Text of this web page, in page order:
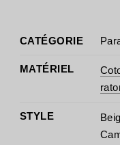
CATÉGORIE
MATÉRIEL
STYLE